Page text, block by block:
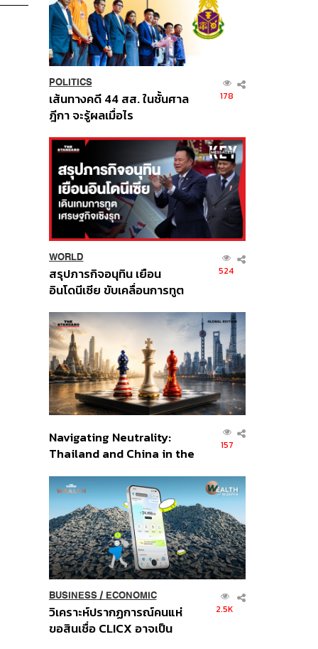
POLITICS
เส้นทางคดี 44 สส. ในชั้นศาล
ฎีกา จะรู้ผลเมื่อไร
178
WORLD
สรุปภารกิจอนุทิน เยือน
อินโดนีเซีย ขับเคลื่อนการทูต
ส่วนยุทธศาสตร์ไทย –
อินโดนีเซีย
524
Navigating Neutrality:
Thailand and China in the
Order
157
BUSINESS/ ECONOMIC
วิเคราะห์ปรากฏการณ์คนแห่
ขอสินเชื่อ CLICX อาจเป็น
2.5K